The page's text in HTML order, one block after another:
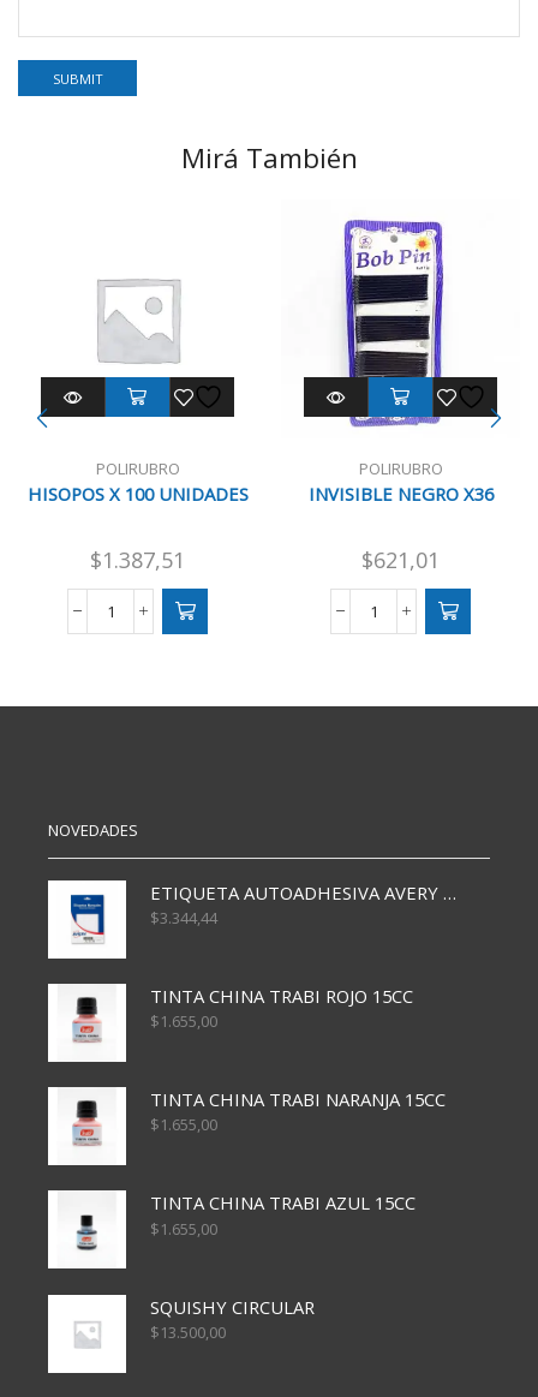
Mirá También
POLIRUBRO
HISOPOS X 100 UNIDADES
$1.387,51
HISOPOS
cantidad
POLIRUBRO
INVISIBLE NEGRO X36
$621,01
INVISIBLE
NOVEDADES
ETIQUETA AUTOADHESIVA AVERY 3026 30H 20 X 70
$3.344,44
TINTA CHINA TRABI ROJO 15CC
$1.655,00
TINTA CHINA TRABI NARANJA 15CC
$1.655,00
TINTA CHINA TRABI AZUL 15CC
$1.655,00
SQUISHY CIRCULAR
$13.500,00